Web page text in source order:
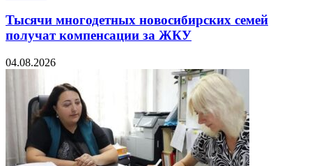
Тысячи многодетных новосибирских семей
получат компенсации за ЖКУ
04.08.2026